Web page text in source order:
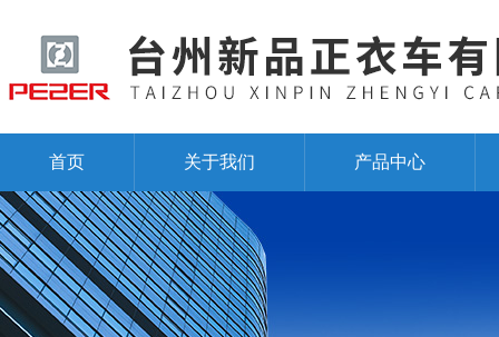
首页 关于我们 产品中心